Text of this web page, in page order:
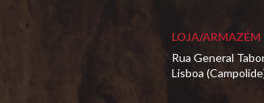
LOJA/ARMAZÉM
Rua General
Lisboa